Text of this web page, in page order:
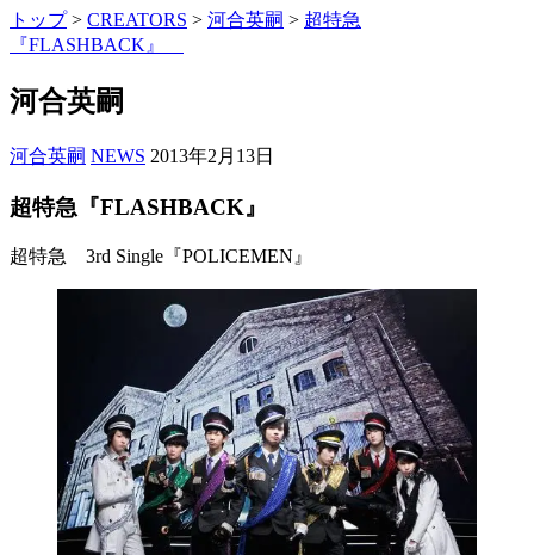
トップ> CREATORS > 河合英嗣 > 超特急
『FLASHBACK』
河合英嗣
河合英嗣 NEWS 2013年2月13日
超特急『FLASHBACK』
超特急 3rd Single『POLICEMEN』